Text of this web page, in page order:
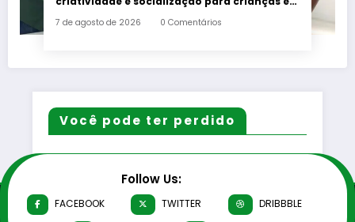
7 de agosto de 2026 0 Comentários
Você pode ter perdido
Follow Us:
FACEBOOK TWITTER
DRIBBBLE